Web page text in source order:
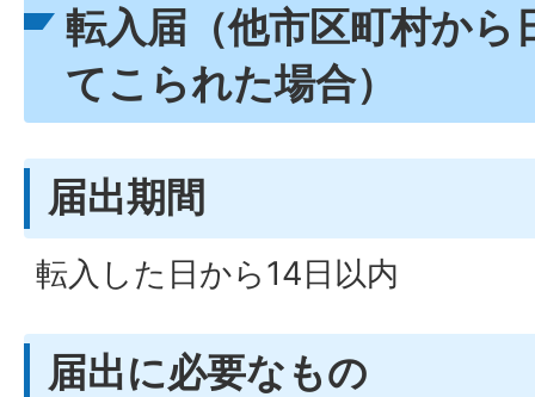
転入届（他市区町村から
てこられた場合）
届出期間
転入した日から14日以内
届出に必要なもの